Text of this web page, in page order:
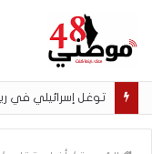
توغل إسرائيلي في